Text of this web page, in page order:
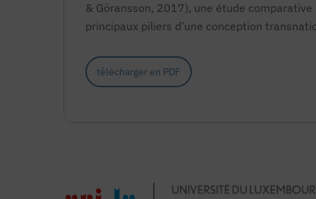
& Göransson, 2017), une étude
principaux piliers d’une conception
télécharger en PDF